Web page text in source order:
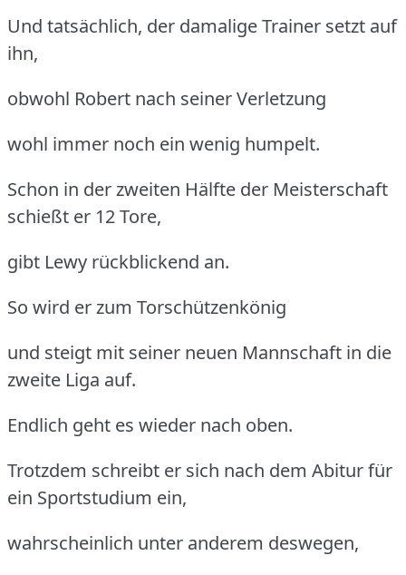
Und tatsächlich, der damalige Trainer setzt auf
ihn,
obwohl Robert nach seiner Verletzung
wohl immer noch ein wenig humpelt.
Schon in der zweiten Hälfte der Meisterschaft
schießt er 12 Tore,
gibt Lewy rückblickend an.
So wird er zum Torschützenkönig
und steigt mit seiner neuen Mannschaft in die
zweite Liga auf.
Endlich geht es wieder nach oben.
Trotzdem schreibt er sich nach dem Abitur für
ein Sportstudium ein,
wahrscheinlich unter anderem deswegen,